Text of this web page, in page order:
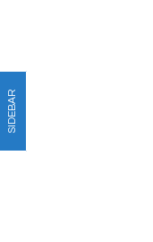
SIDEBAR